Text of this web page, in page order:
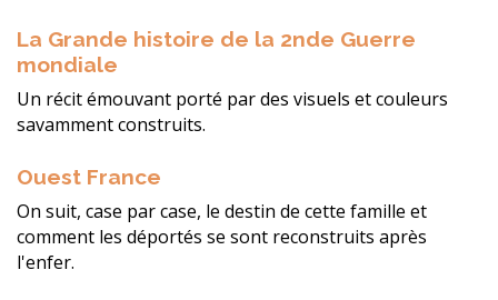
La Grande histoire de la 2nde Guerre
mondiale
Un récit émouvant porté par des visuels et couleurs
savamment construits.
Ouest France
On suit, case par case, le destin de cette famille et
comment les déportés se sont reconstruits après
l'enfer.